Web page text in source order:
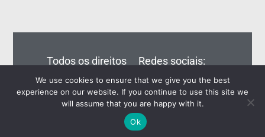
Todos os direitos
Eiros do Brasil Ltda
Redes sociais:
We use cookies to ensure that we give you the best
experience on our website. If you continue to use this site we
will assume that you are happy with it.
Ok